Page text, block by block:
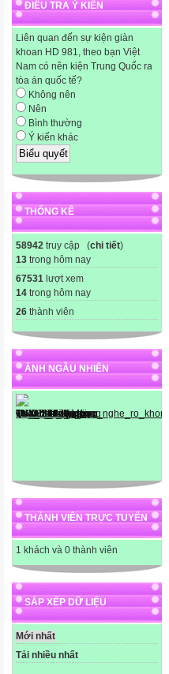
ĐIỀU TRA Ý KIẾN
Liên quan đến sự kiện giàn
khoan HD 981, theo bạn Việt
Nam có nên kiện Trung Quốc ra
tòa án quốc tế?
Không nên
Nên
Bình thường
Ý kiến khác
THỐNG KÊ
58942 truy cập (chi tiết)
13 trong hôm nay
67531 lượt xem
14 trong hôm nay
26 thành viên
ẢNH NGẪU NHIÊN
THÀNH VIÊN TRỰC TUYẾN
1 khách và 0 thành viên
SẮP XẾP DỮ LIỆU
Mới nhất
Tải nhiều nhất